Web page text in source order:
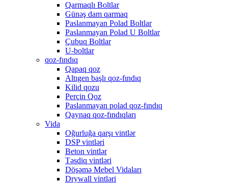
Qarmaqlı Boltlar
Günəş dam qarmaq
Paslanmayan Polad Boltlar
Paslanmayan Polad U Boltlar
Çubuq Boltlar
U-boltlar
qoz-fındıq
Qapaq qoz
Altıgen başlı qoz-fındıq
Kilid qozu
Perçin Qoz
Paslanmayan polad qoz-fındıq
Qaynaq qoz-fındıqları
Vida
Oğurluğa qarşı vintlər
DSP vintləri
Beton vintlər
Təsdiq vintləri
Döşəmə Mebel Vidaları
Drywall vintləri